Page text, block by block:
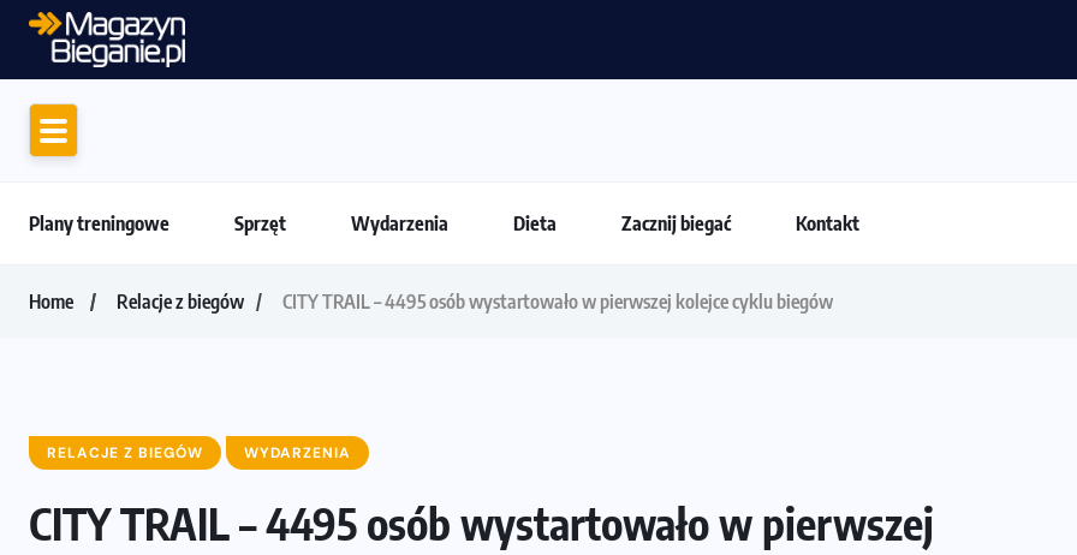
Plany treningowe Sprzęt Wydarzenia Dieta Zacznij biegać Kontakt
Home Relacje z biegów CITY TRAIL – 4495 osób wystartowało w pierwszej kolejce cyklu biegów
RELACJE Z BIEGÓW WYDARZENIA
CITY TRAIL – 4495 osób wystartowało w pierwszej